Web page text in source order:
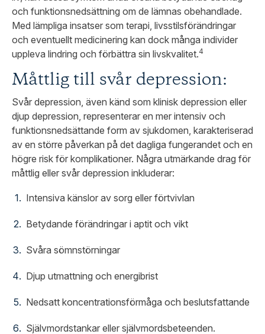
och funktionsnedsättning om de lämnas obehandlade.
Med lämpliga insatser som terapi, livsstilsförändringar
och eventuellt medicinering kan dock många individer
uppleva lindring och förbättra sin livskvalitet.4
Måttlig till svår depression:
Svår depression, även känd som klinisk depression eller
djup depression, representerar en mer intensiv och
funktionsnedsättande form av sjukdomen, karakteriserad
av en större påverkan på det dagliga fungerandet och en
högre risk för komplikationer. Några utmärkande drag för
måttlig eller svår depression inkluderar:
Intensiva känslor av sorg eller förtvivlan
Betydande förändringar i aptit och vikt
Svåra sömnstörningar
Djup utmattning och energibrist
Nedsatt koncentrationsförmåga och beslutsfattande
Självmordstankar eller självmordsbeteenden.